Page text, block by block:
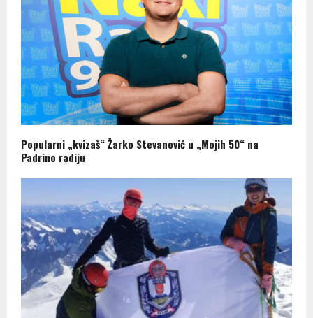
Popularni „kvizaš“ Žarko Stevanović u „Mojih 50“ na
Padrino radiju